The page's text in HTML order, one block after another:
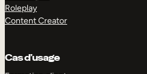
Roleplay
Content Creator
Cas d’usage